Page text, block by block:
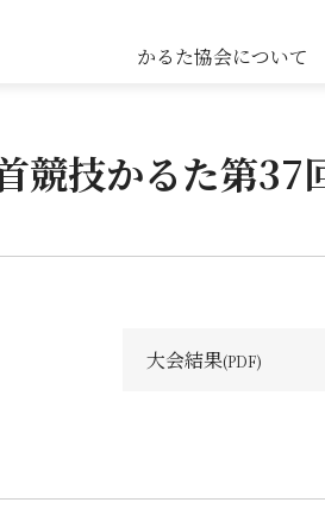
かるた協会について
競技かるた第37
大会結果